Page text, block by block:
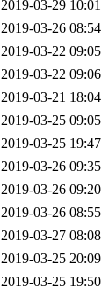
2019-03-29 10:01
2019-03-26 08:54
2019-03-22 09:05
2019-03-22 09:06
2019-03-21 18:04
2019-03-25 09:05
2019-03-25 19:47
2019-03-26 09:35
2019-03-26 09:20
2019-03-26 08:55
2019-03-27 08:08
2019-03-25 20:09
2019-03-25 19:50